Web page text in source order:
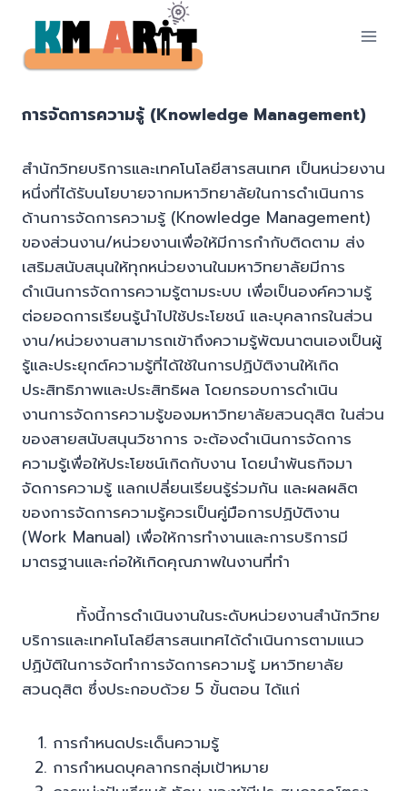
content
การจัดการความรู้ (Knowledge Management)
สำนักวิทยบริการและเทคโนโลยีสารสนเทศ เป็นหน่วยงาน
หนึ่งที่ได้รับนโยบายจากมหาวิทยาลัยในการดำเนินการ
ด้านการจัดการความรู้ (Knowledge Management)
ของส่วนงาน/หน่วยงานเพื่อให้มีการกำกับติดตาม ส่ง
เสริมสนับสนุนให้ทุกหน่วยงานในมหาวิทยาลัยมีการ
ดำเนินการจัดการความรู้ตามระบบ เพื่อเป็นองค์ความรู้
ต่อยอดการเรียนรู้นำไปใช้ประโยชน์ และบุคลากรในส่วน
งาน/หน่วยงานสามารถเข้าถึงความรู้พัฒนาตนเองเป็นผู้
รู้และประยุกต์ความรู้ที่ได้ใช้ในการปฏิบัติงานให้เกิด
ประสิทธิภาพและประสิทธิผล โดยกรอบการดำเนิน
งานการจัดการความรู้ของมหาวิทยาลัยสวนดุสิต ในส่วน
ของสายสนับสนุนวิชาการ จะต้องดำเนินการจัดการ
ความรู้เพื่อให้ประโยชน์เกิดกับงาน โดยนำพันธกิจมา
จัดการความรู้ แลกเปลี่ยนเรียนรู้ร่วมกัน และผลผลิต
ของการจัดการความรู้ควรเป็นคู่มือการปฏิบัติงาน
(Work Manual) เพื่อให้การทำงานและการบริการมี
มาตรฐานและก่อให้เกิดคุณภาพในงานที่ทำ
ทั้งนี้การดำเนินงานในระดับหน่วยงานสำนักวิทย
บริการและเทคโนโลยีสารสนเทศได้ดำเนินการตามแนว
ปฏิบัติในการจัดทำการจัดการความรู้ มหาวิทยาลัย
สวนดุสิต ซึ่งประกอบด้วย 5 ขั้นตอน ได้แก่
การกำหนดประเด็นความรู้
การกำหนดบุคลากรกลุ่มเป้าหมาย